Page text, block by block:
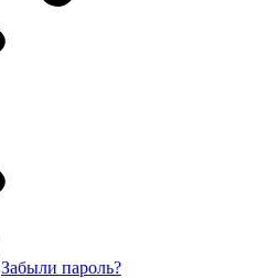
Забыли пароль?